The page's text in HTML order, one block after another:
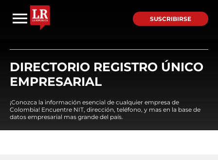
SUSCRIBIRSE
DIRECTORIO REGISTRO ÚNICO
EMPRESARIAL
¡Conozca la información esencial de cualquier empresa de
Colombia! Encuentre NIT, dirección, teléfono, y mas en la base de
datos empresarial mas grande del país.